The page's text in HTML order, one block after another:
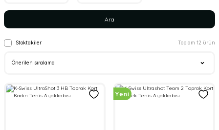
Ara
Stoktakiler Toplam 12 ürün
Yeni